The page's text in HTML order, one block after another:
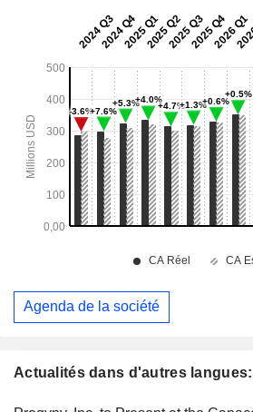
Actualités dans d'autres
Agenda de la société